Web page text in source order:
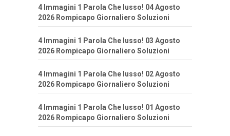
4 Immagini 1 Parola Che lusso! 04 Agosto
2026 Rompicapo Giornaliero Soluzioni
4 Immagini 1 Parola Che lusso! 03 Agosto
2026 Rompicapo Giornaliero Soluzioni
4 Immagini 1 Parola Che lusso! 02 Agosto
2026 Rompicapo Giornaliero Soluzioni
4 Immagini 1 Parola Che lusso! 01 Agosto
2026 Rompicapo Giornaliero Soluzioni